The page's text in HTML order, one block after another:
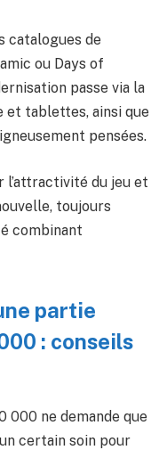
catalogues de
ou Days of
passe via la
et tablettes, ainsi que
pensées.
l’attractivité du jeu et
toujours
combinant
partie
: conseils
000 ne demande que
certain soin pour